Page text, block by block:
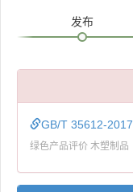
发布
GB/T 35612-2017
绿色产品评价 木塑制品